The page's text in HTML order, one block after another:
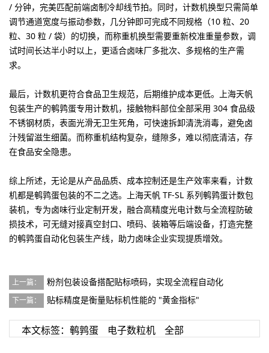
/ 分钟，完美匹配前端卤制冷却线节拍。同时，计数机换型只需简单
调节通道宽度与振动参数，几分钟即可完成不同规格（10 粒、20
粒、30 粒 / 袋）的切换，而称重机换型需要重新校准重量参数，调
试时间长达半小时以上，更适合卤味厂多批次、多规格的生产需
求。
最后， 计数机更符合食品卫生规范，后期维护成本更低。上海天帆
包装生产的鹌鹑蛋专用计数机，接触物料部位全部采用 304 食品级
不锈钢材质，表面光滑无卫生死角，可快速拆卸清洗消毒，避免卤
汁残留滋生细菌。而称重机结构复杂，缝隙多，难以彻底清洁，存
在食品安全隐患。
综上所述，无论是从产品品质、成本控制还是生产效率来看，计数
机都是鹌鹑蛋包装的不二之选。上海天帆 TF-SL 系列鹌鹑蛋计数包
装机，专为卤味行业定制开发，融合高精度光电计数与全流程防破
损技术，可无缝对接真空封口、喷码、装箱等后端设备，打造完整
的鹌鹑蛋自动化包装生产线，助力卤味企业实现提质增效。
上一篇： 粉剂包装设备搭配贴标喷码，实现全流程自动化
下一篇： 贴标精度是衡量贴标机性能的 "黄金指标"
本文标签： 鹌鹑蛋 电子数粒机 全部